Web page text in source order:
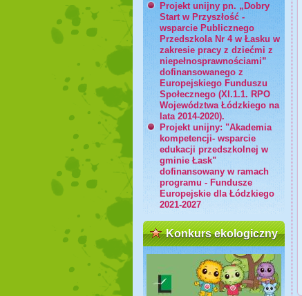
Projekt unijny pn. „Dobry
Start w Przyszłość -
wsparcie Publicznego
Przedszkola Nr 4 w Łasku w
zakresie pracy z dziećmi z
niepełnosprawnościami”
dofinansowanego z
Europejskiego Funduszu
Społecznego (XI.1.1. RPO
Województwa Łódzkiego na
lata 2014-2020).
Projekt unijny: "Akademia
kompetencji- wsparcie
edukacji przedszkolnej w
gminie Łask"
dofinansowany w ramach
programu - Fundusze
Europejskie dla Łódzkiego
2021-2027
Konkurs ekologiczny